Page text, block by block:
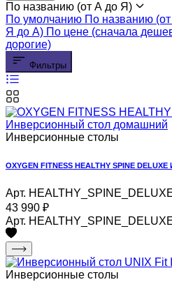
По названию (от А до Я)
По умолчанию По названию
Я до А) По цене (сначала
дорогие)
Фильтры
Инверсионные столы
OXYGEN FITNESS HEALTHY SPINE
Арт.
43 990 ₽
Арт.
Инверсионные столы